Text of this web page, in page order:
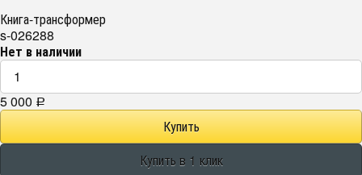
Книга-трансформер
s-026288
Нет в наличии
5 000 Р